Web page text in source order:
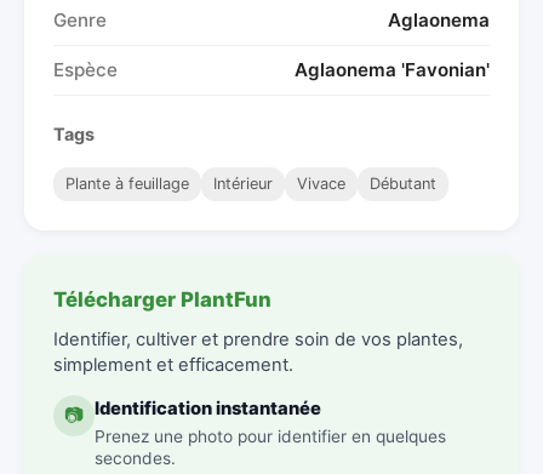
Genre Aglaonema
Espèce Aglaonema 'Favonian'
Tags
Plante à feuillage Intérieur Vivace Débutant
Télécharger PlantFun
Identifier, cultiver et prendre soin de vos plantes,
simplement et efficacement.
📷 Identification instantanée
Prenez une photo pour identifier en quelques
secondes.